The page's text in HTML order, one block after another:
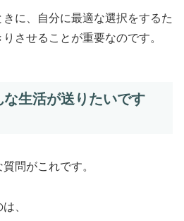
に、自分に最適な選択をするた
させることが重要なのです。
生活が送りたいです
問がこれです。
、